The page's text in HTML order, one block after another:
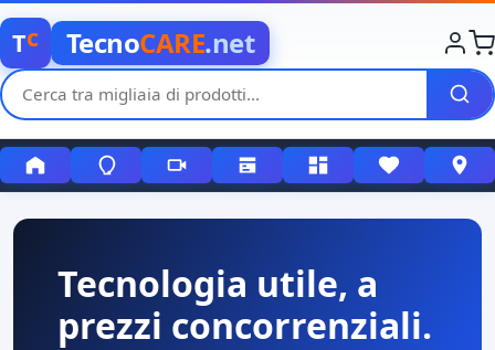
Tc TecnoCARE.net
Tecnologia utile, a
prezzi concorrenziali.